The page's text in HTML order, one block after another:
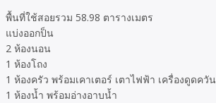
พื้นที่ใช้สอยรวม 58.98 ตารางเมตร
แบ่งออกป็น
2 ห้องนอน
1 ห้องโถง
1 ห้องครัว พร้อมเคาเตอร์ เตาไฟฟ้า เครื่องดูดควัน
1 ห้องน้ำ พร้อมอ่างอาบน้ำ